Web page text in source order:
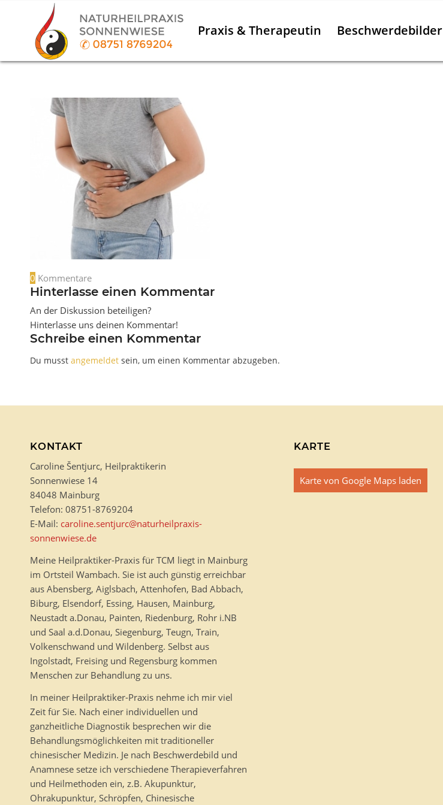
Praxis & Therapeutin Beschwerdebilder
0 Kommentare
Hinterlasse einen Kommentar
An der Diskussion beteiligen?
Hinterlasse uns deinen Kommentar!
Schreibe einen Kommentar
Du musst angemeldet sein, um einen Kommentar abzugeben.
KONTAKT
Caroline Šentjurc, Heilpraktikerin
Sonnenwiese 14
84048 Mainburg
Telefon: 08751-8769204
E-Mail: caroline.sentjurc@naturheilpraxis-
sonnenwiese.de
Meine Heilpraktiker-Praxis für TCM liegt in Mainburg
im Ortsteil Wambach. Sie ist auch günstig erreichbar
aus Abensberg, Aiglsbach, Attenhofen, Bad Abbach,
Biburg, Elsendorf, Essing, Hausen, Mainburg,
Neustadt a.Donau, Painten, Riedenburg, Rohr i.NB
und Saal a.d.Donau, Siegenburg, Teugn, Train,
Volkenschwand und Wildenberg. Selbst aus
Ingolstadt, Freising und Regensburg kommen
Menschen zur Behandlung zu uns.
In meiner Heilpraktiker-Praxis nehme ich mir viel
Zeit für Sie. Nach einer individuellen und
ganzheitliche Diagnostik besprechen wir die
Behandlungsmöglichkeiten mit traditioneller
chinesischer Medizin. Je nach Beschwerdebild und
Anamnese setze ich verschiedene Therapieverfahren
und Heilmethoden ein, z.B. Akupunktur,
Ohrakupunktur, Schröpfen, Chinesische
KARTE
Karte von Google Maps laden